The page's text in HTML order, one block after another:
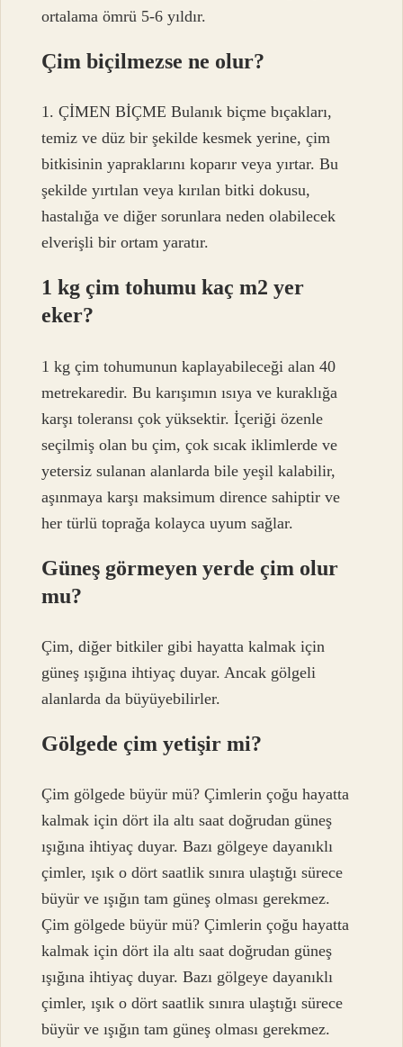
ortalama ömrü 5-6 yıldır.
Çim biçilmezse ne olur?
1. ÇİMEN BİÇME Bulanık biçme bıçakları,
temiz ve düz bir şekilde kesmek yerine, çim
bitkisinin yapraklarını koparır veya yırtar. Bu
şekilde yırtılan veya kırılan bitki dokusu,
hastalığa ve diğer sorunlara neden olabilecek
elverişli bir ortam yaratır.
1 kg çim tohumu kaç m2 yer
eker?
1 kg çim tohumunun kaplayabileceği alan 40
metrekaredir. Bu karışımın ısıya ve kuraklığa
karşı toleransı çok yüksektir. İçeriği özenle
seçilmiş olan bu çim, çok sıcak iklimlerde ve
yetersiz sulanan alanlarda bile yeşil kalabilir,
aşınmaya karşı maksimum dirence sahiptir ve
her türlü toprağa kolayca uyum sağlar.
Güneş görmeyen yerde çim olur
mu?
Çim, diğer bitkiler gibi hayatta kalmak için
güneş ışığına ihtiyaç duyar. Ancak gölgeli
alanlarda da büyüyebilirler.
Gölgede çim yetişir mi?
Çim gölgede büyür mü? Çimlerin çoğu hayatta
kalmak için dört ila altı saat doğrudan güneş
ışığına ihtiyaç duyar. Bazı gölgeye dayanıklı
çimler, ışık o dört saatlik sınıra ulaştığı sürece
büyür ve ışığın tam güneş olması gerekmez.
Çim gölgede büyür mü? Çimlerin çoğu hayatta
kalmak için dört ila altı saat doğrudan güneş
ışığına ihtiyaç duyar. Bazı gölgeye dayanıklı
çimler, ışık o dört saatlik sınıra ulaştığı sürece
büyür ve ışığın tam güneş olması gerekmez.